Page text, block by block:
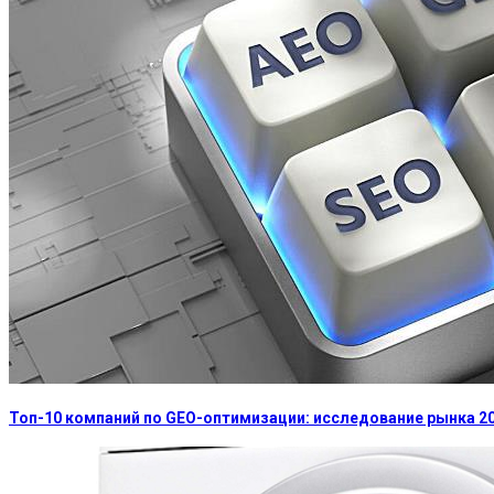
Топ-10 компаний по GEO-оптимизации: исследование рынка